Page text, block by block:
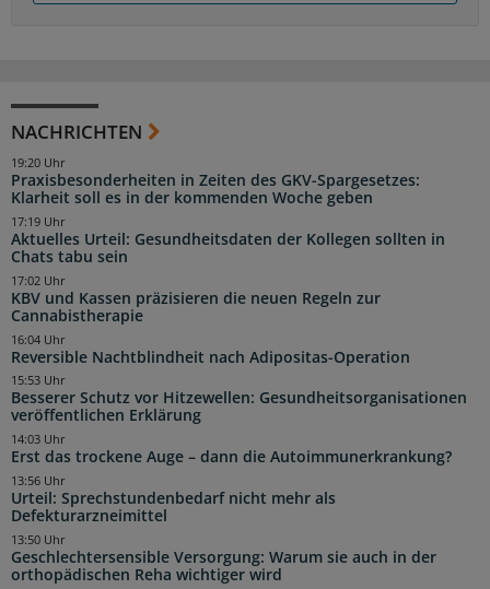
NACHRICHTEN
Praxisbesonderheiten in Zeiten des GKV-Spargesetzes:
Klarheit soll es in der kommenden Woche geben
19:20 Uhr
Aktuelles Urteil: Gesundheitsdaten der Kollegen sollten in
Chats tabu sein
17:19 Uhr
KBV und Kassen präzisieren die neuen Regeln zur
Cannabistherapie
17:02 Uhr
Reversible Nachtblindheit nach Adipositas-Operation
16:04 Uhr
Besserer Schutz vor Hitzewellen: Gesundheitsorganisationen
veröffentlichen Erklärung
15:53 Uhr
Erst das trockene Auge – dann die Autoimmunerkrankung?
14:03 Uhr
Urteil: Sprechstundenbedarf nicht mehr als
Defekturarzneimittel
13:56 Uhr
Geschlechtersensible Versorgung: Warum sie auch in der
orthopädischen Reha wichtiger wird
13:50 Uhr